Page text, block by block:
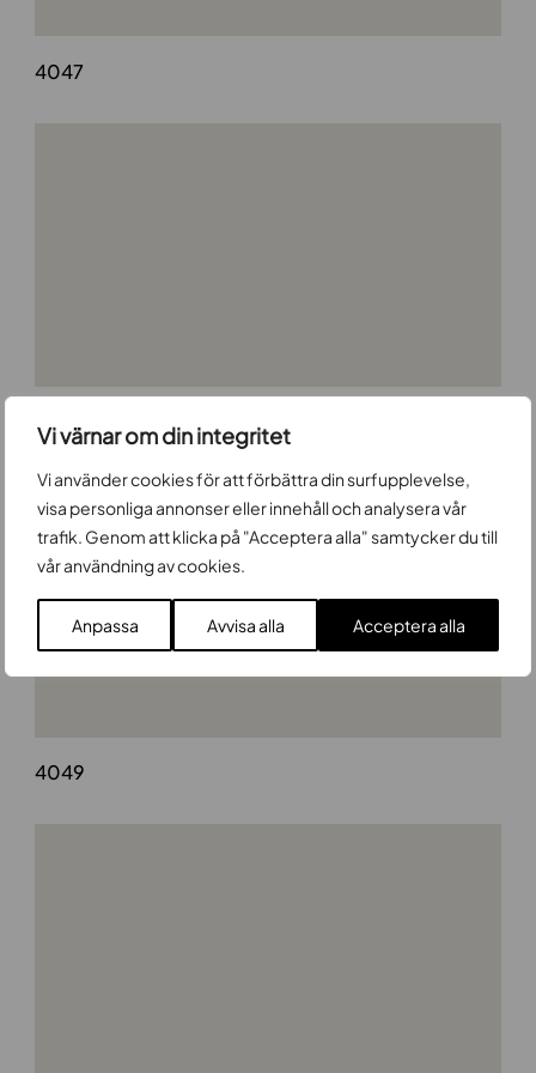
Vi värnar om din integritet
Vi använder cookies för att förbättra din surfupplevelse,
visa personliga annonser eller innehåll och analysera vår
trafik. Genom att klicka på "Acceptera alla" samtycker du till
vår användning av cookies.
Anpassa Avvisa alla Acceptera alla
4047
4048
4049